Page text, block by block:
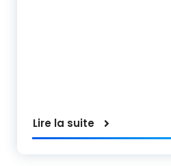
Lire la suite